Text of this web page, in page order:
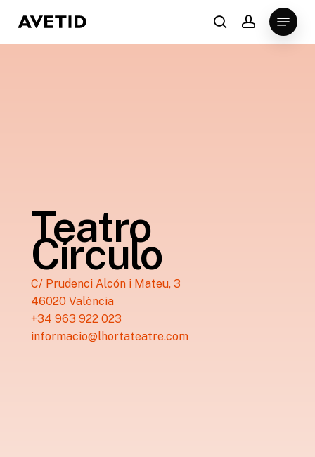
main
searchaccount
Menu
Teatro
Círculo
C/ Prudenci Alcón i Mateu, 3
46020 València
+34 963 922 023
informacio@lhortateatre.com
Close